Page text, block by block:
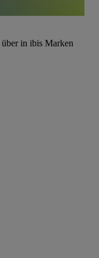
über in ibis Marken